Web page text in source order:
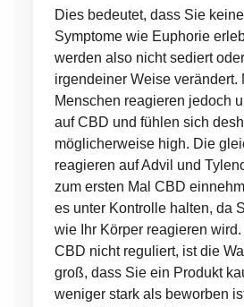
Dies bedeutet, dass Sie
Symptome wie Euphorie
werden also nicht sediert
irgendeiner Weise verändert.
Menschen reagieren jedoch
auf CBD und fühlen sich
möglicherweise high. Die
reagieren auf Advil und
zum ersten Mal CBD
es unter Kontrolle halten, da
wie Ihr Körper reagieren
CBD nicht reguliert, ist die
groß, dass Sie ein Produkt
weniger stark als beworben